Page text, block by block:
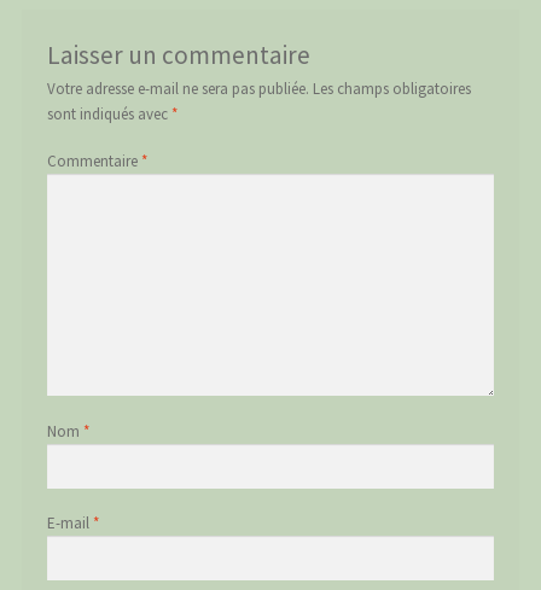
Laisser un commentaire
Votre adresse e-mail ne sera pas publiée. Les champs obligatoires
sont indiqués avec *
Commentaire *
Nom *
E-mail *